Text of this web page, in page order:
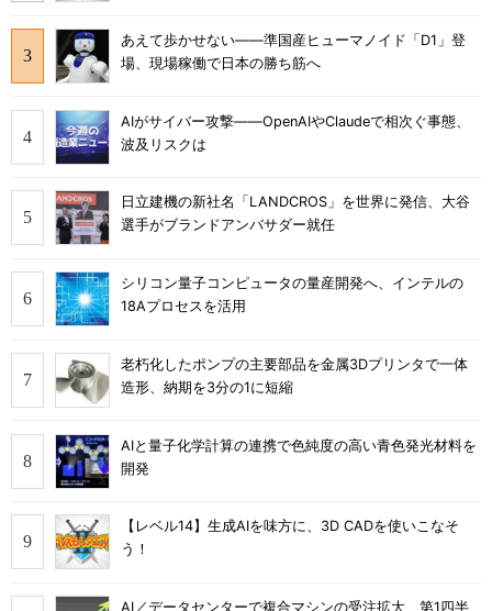
あえて歩かせない――準国産ヒューマノイド「D1」登
場、現場稼働で日本の勝ち筋へ
AIがサイバー攻撃――OpenAIやClaudeで相次ぐ事態、
波及リスクは
日立建機の新社名「LANDCROS」を世界に発信、大谷
選手がブランドアンバサダー就任
シリコン量子コンピュータの量産開発へ、インテルの
18Aプロセスを活用
老朽化したポンプの主要部品を金属3Dプリンタで一体
造形、納期を3分の1に短縮
AIと量子化学計算の連携で色純度の高い青色発光材料を
開発
【レベル14】生成AIを味方に、3D CADを使いこなそ
う！
AI／データセンターで複合マシンの受注拡大、第1四半